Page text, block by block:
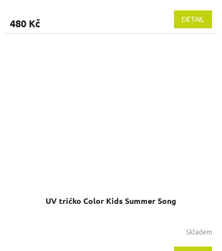
480 Kč DETAIL
UV tričko Color Kids Summer Song
Skladem